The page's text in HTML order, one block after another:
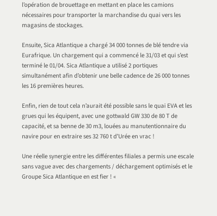
l’opération de brouettage en mettant en place les camions
nécessaires pour transporter la marchandise du quai vers les
magasins de stockages.
Ensuite, Sica Atlantique a chargé 34 000 tonnes de blé tendre via
Eurafrique. Un chargement qui a commencé le 31/03 et qui s’est
terminé le 01/04. Sica Atlantique a utilisé 2 portiques
simultanément afin d’obtenir une belle cadence de 26 000 tonnes
les 16 premières heures.
Enfin, rien de tout cela n’aurait été possible sans le quai EVA et les
grues qui les équipent, avec une gottwald GW 330 de 80 T de
capacité, et sa benne de 30 m3, louées au manutentionnaire du
navire pour en extraire ses 32 760 t d’Urée en vrac !
Une réelle synergie entre les différentes filiales a permis une escale
sans vague avec des chargements / déchargement optimisés et le
Groupe Sica Atlantique en est fier ! «